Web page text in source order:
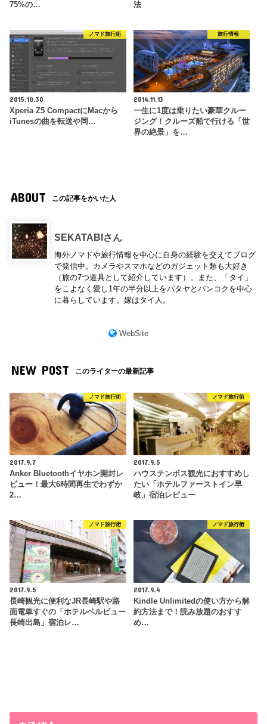
75%の… 法
ノマド旅行術
2015.10.30
Xperia Z5 CompactにMacから
iTunesの曲を転送や同…
旅行情報
2014.11.13
一生に1度は乗りたい豪華クルー
ジング！クルーズ船で行ける「世
界の絶景」を…
ABOUT この記事をかいた人
SEKATABIさん
海外ノマドや旅行情報を中心に自身の経験を交えてブログ
で発信中。カメラやスマホなどのガジェット類も大好き
（旅の7つ道具として紹介しています）。また、「タイ」
をこよなく愛し1年の半分以上をパタヤとバンコクを中心
に暮らしています。嫁はタイ人。
WebSite
NEW POST このライターの最新記事
ノマド旅行術
2017.9.7
Anker Bluetoothイヤホン開封レ
ビュー！最大6時間再生でわずか
2…
ノマド旅行術
2017.9.5
ハウステンボス観光におすすめし
たい「ホテルファーストイン早
岐」宿泊レビュー
ノマド旅行術
2017.9.5
長崎観光に便利なJR長崎駅や路
面電車すぐの「ホテルベルビュー
長崎出島」宿泊レ…
ノマド旅行術
2017.9.4
Kindle Unlimitedの使い方から解
約方法まで！読み放題のおすす
め…